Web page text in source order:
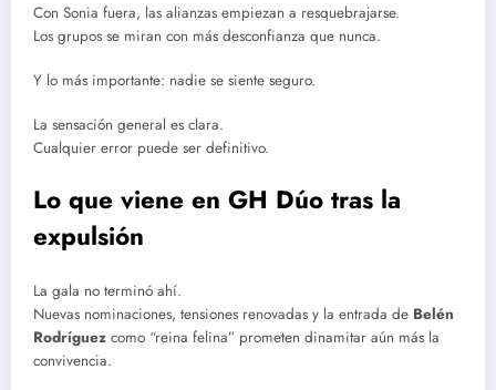
Con Sonia fuera, las alianzas empiezan a resquebrajarse.
Los grupos se miran con más desconfianza que nunca.
Y lo más importante: nadie se siente seguro.
La sensación general es clara.
Cualquier error puede ser definitivo.
Lo que viene en GH Dúo tras la
expulsión
La gala no terminó ahí.
Nuevas nominaciones, tensiones renovadas y la entrada de Belén
Rodríguez como “reina felina” prometen dinamitar aún más la
convivencia.